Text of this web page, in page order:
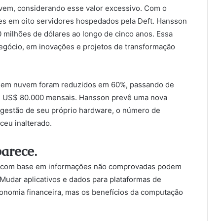
considerando esse valor excessivo. Com o
em oito servidores hospedados pela Deft. Hansson
de dólares ao longo de cinco anos. Essa
em inovações e projetos de transformação
nuvem foram reduzidos em 60%, passando de
80.000 mensais. Hansson prevê uma nova
de seu próprio hardware, o número de
inalterado.
base em informações não comprovadas podem
aplicativos e dados para plataformas de
financeira, mas os benefícios da computação